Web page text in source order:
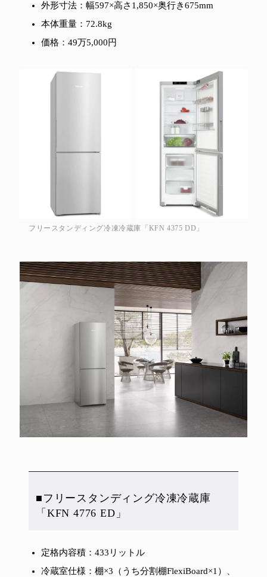
外形寸法：幅597×高さ1,850×奥行き675mm
本体重量：72.8kg
価格：49万5,000円
フリースタンディング冷凍冷蔵庫「KFN 4375 DD」
■フリースタンディング冷凍冷蔵庫
「KFN 4776 ED」
定格内容積：433リットル
冷蔵室仕様：棚×3（うち分割棚FlexiBoard×1）、